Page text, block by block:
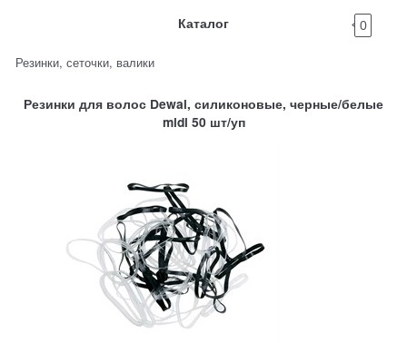
Каталог 0
Резинки, сеточки, валики
Резинки для волос Dewal, силиконовые, черные/белые
midi 50 шт/уп